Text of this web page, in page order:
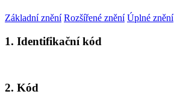
Základní znění Rozšířené znění Úplné znění
1. Identifikační kód
2. Kód